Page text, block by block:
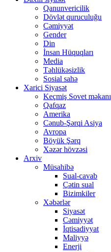
Qanunvericilik
Dövlət quruculuğu
Cəmiyyət
Gender
Din
İnsan Hüquqları
Media
Təhlükəsizlik
Sosial sahə
Xarici Siyasət
Keçmiş Sovet məkanı
Qafqaz
Amerika
Cənub-Şərqi Asiya
Avropa
Böyük Şərq
Xəzər hövzəsi
Arxiv
Müsahibə
Sual-cavab
Çətin sual
Bizimkiler
Xəbərlər
Siyasət
Cəmiyyət
İqtisadiyyat
Maliyyə
Enerji